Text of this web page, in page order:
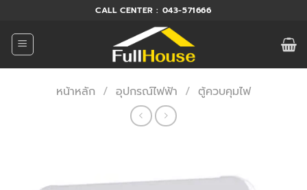
ยัง
เนื้อหา
CALL CENTER : 043-571666
หน้าหลัก / อุปกรณ์ไฟฟ้า / ตู้ควบคุมไฟ